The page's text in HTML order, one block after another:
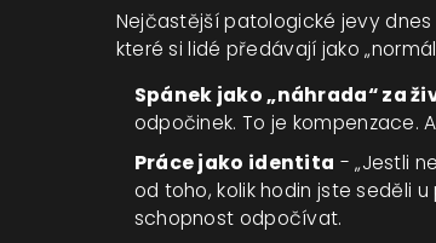
Nejčastější patologické jevy
které si lidé předávají jako
Spánek jako „náhrada“ za
odpočinek. To je kompenzace.
Práce jako identita - „Jestli
od toho, kolik hodin jste seděli
schopnost odpočívat.